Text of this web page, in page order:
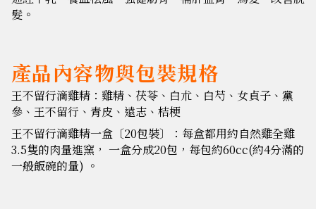
髮。
產品內容物與包裝規格
王不留行滴雞精：雞精、茯苓、白朮、白芍、女貞子、黨
參、王不留行、青皮、遠志、桔梗
王不留行滴雞精一盒〔20包裝〕：每盒都用約自然雞全雞
3.5隻的肉量進窯， 一盒分成20包，每包約60cc(約4分滿的
一般飯碗的量) 。